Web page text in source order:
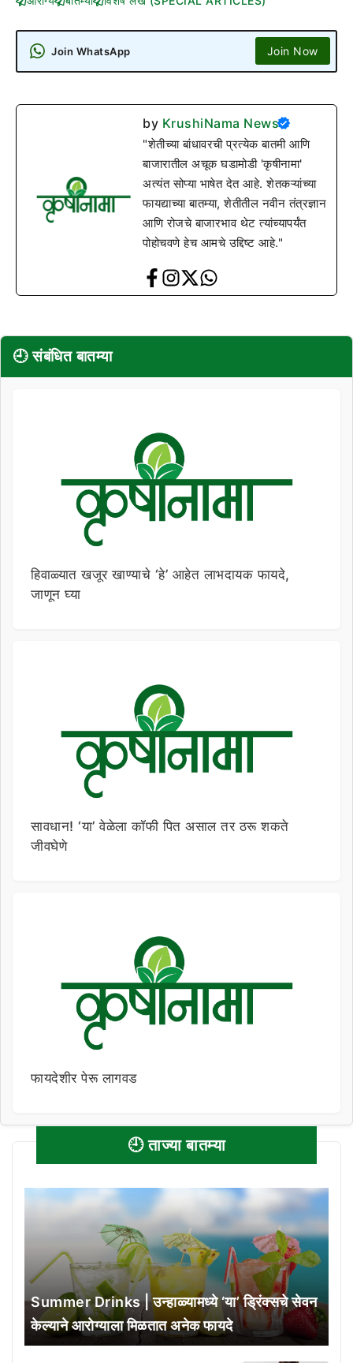
Join WhatsApp Join Now
by KrushiNama News
"शेतीच्या बांधावरची प्रत्येक बातमी आणि
बाजारातील अचूक घडामोडी 'कृषीनामा'
अत्यंत सोप्या भाषेत देत आहे. शेतकऱ्यांच्या
फायद्याच्या बातम्या, शेतीतील नवीन तंत्रज्ञान
आणि रोजचे बाजारभाव थेट त्यांच्यापर्यंत
पोहोचवणे हेच आमचे उद्दिष्ट आहे."
🕘 संबंधित बातम्या
हिवाळ्यात खजूर खाण्याचे ‘हे’ आहेत लाभदायक फायदे,
जाणून घ्या
सावधान! ‘या’ वेळेला कॉफी पित असाल तर ठरू शकते
जीवघेणे
फायदेशीर पेरू लागवड
🕘 ताज्या बातम्या
Summer Drinks | उन्हाळ्यामध्ये ‘या’ ड्रिंक्सचे सेवन
केल्याने आरोग्याला मिळतात अनेक फायदे